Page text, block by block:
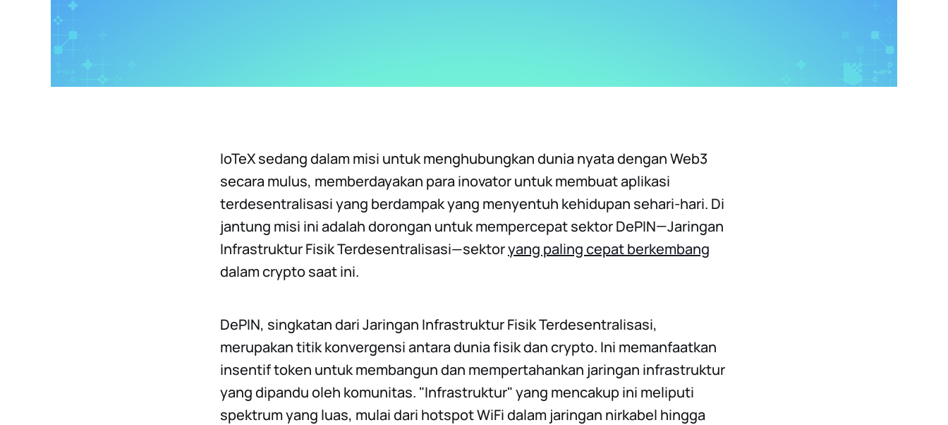
IoTeX sedang dalam misi untuk menghubungkan dunia nyata dengan Web3
secara mulus, memberdayakan para inovator untuk membuat aplikasi
terdesentralisasi yang berdampak yang menyentuh kehidupan sehari-hari. Di
jantung misi ini adalah dorongan untuk mempercepat sektor DePIN—Jaringan
Infrastruktur Fisik Terdesentralisasi—sektoryang paling cepat berkembang
dalam crypto saat ini.
DePIN, singkatan dari Jaringan Infrastruktur Fisik Terdesentralisasi,
merupakan titik konvergensi antara dunia fisik dan crypto. Ini memanfaatkan
insentif token untuk membangun dan mempertahankan jaringan infrastruktur
yang dipandu oleh komunitas. "Infrastruktur" yang mencakup ini meliputi
spektrum yang luas, mulai dari hotspot WiFi dalam jaringan nirkabel hingga